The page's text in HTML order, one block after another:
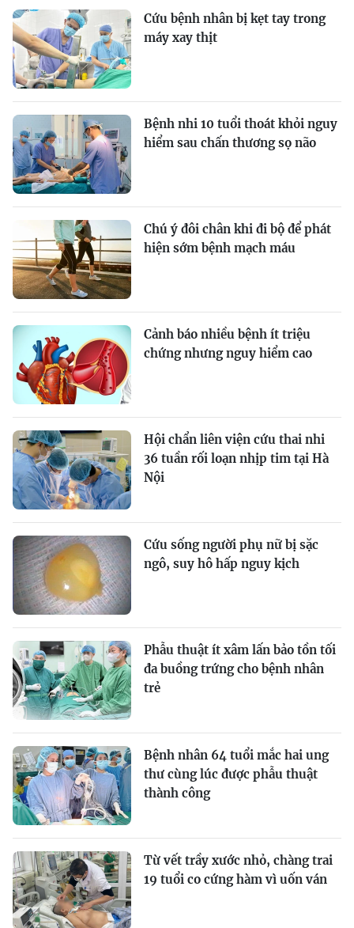
Cứu bệnh nhân bị kẹt tay trong
máy xay thịt
Bệnh nhi 10 tuổi thoát khỏi nguy
hiểm sau chấn thương sọ não
Chú ý đôi chân khi đi bộ để phát
hiện sớm bệnh mạch máu
Cảnh báo nhiều bệnh ít triệu
chứng nhưng nguy hiểm cao
Hội chẩn liên viện cứu thai nhi
36 tuần rối loạn nhịp tim tại Hà
Nội
Cứu sống người phụ nữ bị sặc
ngô, suy hô hấp nguy kịch
Phẫu thuật ít xâm lấn bảo tồn tối
đa buồng trứng cho bệnh nhân
trẻ
Bệnh nhân 64 tuổi mắc hai ung
thư cùng lúc được phẫu thuật
thành công
Từ vết trầy xước nhỏ, chàng trai
19 tuổi co cứng hàm vì uốn ván